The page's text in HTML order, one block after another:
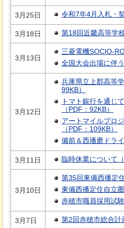
3月25日 令和7年4月入札・
3月18日 第18回近畿高等学
3月13日
三菱電機SOCIO-
全国大会出場に伴
3月12日
兵庫県立上郡高等
99KB）
トマト銀行を通じ
（PDF：92KB）
アートマイルプロ
（PDF：109KB）
備前＆西播磨ドラ
3月11日 臨時休業について
3月10日
第35回東備西播定
東備西播定住自立
赤穂市職員採用試
3月7日 第2回赤穂市総合